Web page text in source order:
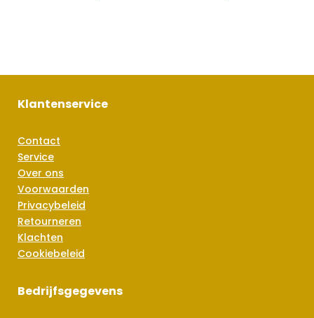
Klantenservice
Contact
Service
Over ons
Voorwaarden
Privacybeleid
Retourneren
Klachten
Cookiebeleid
Bedrijfsgegevens